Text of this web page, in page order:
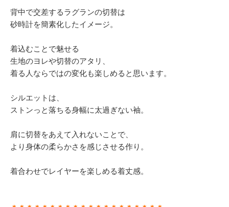
背中で交差するラグランの切替は
砂時計を簡素化したイメージ。
着込むことで魅せる
生地のヨレや切替のアタリ、
着る人ならではの変化も楽しめると思います。
シルエットは、
ストンっと落ちる身幅に太過ぎない袖。
肩に切替をあえて入れないことで、
より身体の柔らかさを感じさせる作り。
着合わせでレイヤーを楽しめる着丈感。